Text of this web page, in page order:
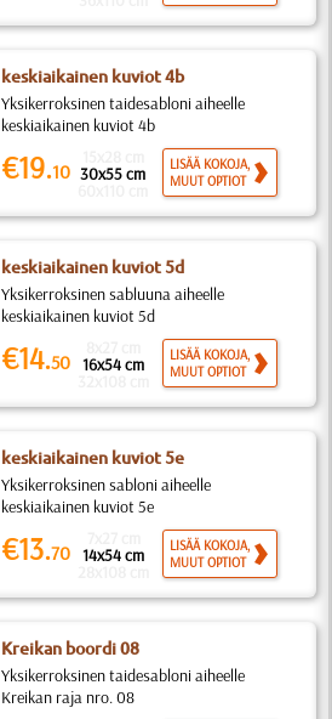
keskiaikainen kuviot 4b
Yksikerroksinen taidesabloni aiheelle
keskiaikainen kuviot 4b
€19.10 30x55 cm
LISÄÄ KOKOJA,
MUUT OPTIOT
keskiaikainen kuviot 5d
Yksikerroksinen sabluuna aiheelle
keskiaikainen kuviot 5d
€14.50 16x54 cm
LISÄÄ KOKOJA,
MUUT OPTIOT
keskiaikainen kuviot 5e
Yksikerroksinen sabloni aiheelle
keskiaikainen kuviot 5e
€13.70 14x54 cm
LISÄÄ KOKOJA,
MUUT OPTIOT
Kreikan boordi 08
Yksikerroksinen taidesabloni aiheelle
Kreikan raja nro. 08